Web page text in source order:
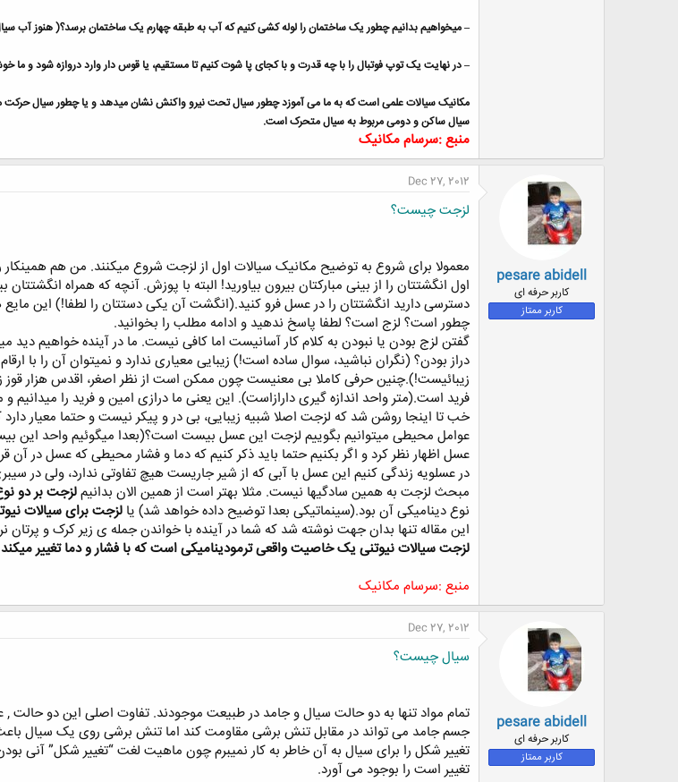
– میخواهیم بدانیم چطور یک ساختمان را لوله کشی کنیم که آب به طبقه چهارم یک ساختمان برسد؟( هنوز آب
– در نهایت یک توپ فوتبال را با چه قدرت و با کجای پا شوت کنیم تا مستقیم، یا قوس دار وارد دروازه شود و
مکانیک سیالات علمی است که به ما می آموزد چطور سیال تحت نیرو واکنش نشان میدهد و یا چطور سیال حرکت
سیال ساکن و دومی مربوط به سیال متحرک است.
منبع :سرسام مکانیک
pesare abidell
کاربر حرفه ای
کاربر ممتاز
Dec 27, 2012
لزجت چیست؟
معمولا برای شروع به توضیح مکانیک سیالات اول از لزجت شروع میکنند. من هم همینکار
اول انگشتتان را از بینی مبارکتان بیرون بیاورید! البته با پوزش. آنچه که همراه
دسترسی دارید انگشتتان را در عسل فرو کنید.(انگشت آن یکی دستتان را لطفا!) این
چطور است؟ لزج است؟ لطفا پاسخ ندهید و ادامه مطلب را بخوانید.
گفتن لزج بودن یا نبودن به کلام کار آسانیست اما کافی نیست. ما در آینده خواهیم
دراز بودن؟ (نگران نباشید، سوال ساده است!) زیبایی معیاری ندارد و نمیتوان آن را با
زیبائیست!).چنین حرفی کاملا بی معنیست چون ممکن است از نظر اصغر،‌ اقدس هزار قوز
فرید است.(متر واحد اندازه گیری دارازاست). این یعنی ما درازی امین و فرید را میدانیم و
خب تا اینجا روشن شد که لزجت اصلا شبیه زیبایی، بی در و پیکر نیست و حتما معیار
عوامل محیطی میتوانیم بگوییم لزجت این عسل بیست است؟(بعدا میگوئیم واحد این
عسل اظهار نظر کرد و اگر بکنیم حتما باید ذکر کنیم که دما و فشار محیطی که عسل در
در عسلویه زندگی کنیم این عسل با آبی که از شیر جاریست هیچ تفاوتی ندارد،‌ ولی در
مبحث لزجت به همین سادگیها نیست. مثلا بهتر است از همین الان بدانیملزجت بر دو
نوع دینامیکی آن بود.(سینماتیکی بعدا توضیح داده خواهد شد) یا لزجت برای سیالات
این مقاله تنها بدان جهت نوشته شد که شما در آینده با خواندن جمله ی زیر کرک و پرتان
لزجت سیالات نیوتنی یک خاصیت واقعی ترمودینامیکی است که با فشار و دما تغییر میکند
منبع :سرسام مکانیک
pesare abidell
کاربر حرفه ای
کاربر ممتاز
Dec 27, 2012
سیال چیست؟
تمام مواد تنها به دو حالت سیال و جامد در طبیعت موجودند. تفاوت اصلی این دو
جسم جامد می تواند در مقابل تنش برشی مقاومت کند اما تنش برشی روی یک سیال
تغییر شکل را برای سیال به آن خاطر به کار نمیبرم چون ماهیت لغت “تغییر شکل” آنی
تغییر است را بوجود می آورد.